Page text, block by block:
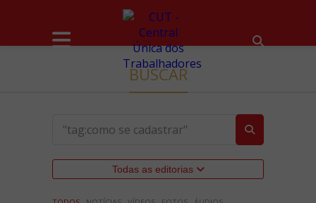
BUSCAR
Todas as editorias